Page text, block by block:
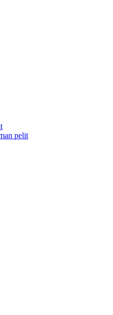
pelit